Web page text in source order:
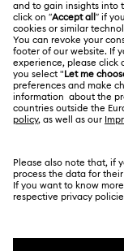
매장 검색
예약하기
Swarovski Created
Kristallwelten
Code of Conduct
쿠키 동의
회사 정보
REACH 정보
㈜ 스와로브
남-01540 |
Online AG,
Swarovski
9060 | 고